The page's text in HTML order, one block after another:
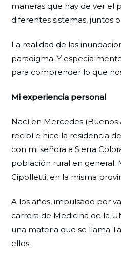
maneras que hay de ver el
diferentes sistemas, juntos
La realidad de las
paradigma. Y
para comprender lo que
Mi experiencia personal
Nací en Mercedes (Buenos
recibí e hice la residencia
con mi señora a Sierra
población rural en general.
Cipolletti, en la misma
A los años, impulsado por
carrera de Medicina de la
una materia que se llama
ellos.